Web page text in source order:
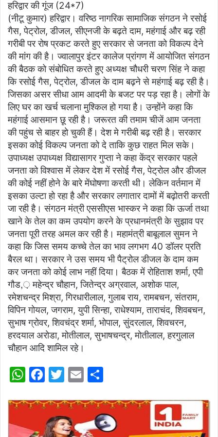
at
s
A
p
p
c
e
b
o
o
k
itt
er
ai
l
ar
e
हरिद्वार की गूंज (24*7)
(नीटू कुमार) हरिद्वार। वरिष्ठ नागरिक सामाजिक संगठन ने रसोई
गैस, पेट्रोल, डीजल, सीएनजी के बढ़ते दाम, महंगाई और बढ़ रही
गरीबी पर रोष प्रकट करते हुए सरकार से जनता को विकल्प देने
की मांग की है। ज्वालापुर इंटर कालेज प्रांगण में आयोजित संगठन
की बैठक को संबोधित करते हुए अध्यक्ष चौधरी चरण सिंह ने कहा
कि रसोई गैस, पेट्रोल, डीजल के दाम बढ़ने से महंगाई बढ़ रही है।
जिसका असर सीधा आम आदमी के बजट पर पड़ रहा है। लोगों के
लिए घर का खर्च चलाना मुश्किल हो गया है। उन्होंने कहा कि
महंगाई आसमान छू रही है। जरूरत की तमाम चीजें आम जनता
की पहुंच से बाहर हो चुकी हैं। देश मे गरीबी बढ़ रही है। सरकार
इसका कोई विकल्प जनता को दे ताकि कुछ राहत मिल सके।
उपाध्यक्ष उपाध्यक्ष विद्यासागर गुप्ता ने कहा केंद्र सरकार पहले
जनता को विश्वास में लेकर देश में रसोई गैस, पेट्रोल और डीजल
की कोई नहीं होने के बारे मेंघोषणा करती थी। लेकिन वर्तमान में
इसका उल्टा हो रहा है और सरकार लगातार दामों में बढ़ोतरी करती
जा रही है। संगठन मंत्री एससीएस भास्कर ने कहा कि ऊर्जा तथा
खाने के तेल का कम उपयोग करने के प्रधानमंत्री के सुझाव पर
जनता पूरी तरह अमल कर रही है। महामंत्री बाबूलाल सुमन ने
कहा कि जिस समय कच्चे तेल का भाव लगभग 40 डॉलर प्रति
बैरल था। सरकार ने उस समय भी पैट्रोल डीजल के दाम कम
कर जनता को कोई लाभ नहीं दिया। बैठक में रोहिताश शर्मा, एपी
गौड,़ महेन्द्र चौहान, जितेन्द्र अग्रवाल, अशोक पाल,
रमेशचन्द्र मिश्रा, गिरधारीलाल, गुलाब राय, रामबचन, संतराम,
विपिन गोयल, जगराम, युपी सिन्हा, राधेश्याम, ताराचंद, शिवबचन,
सुभाष ग्रोवर, शिवचंद्र शर्मा, भोपाल, सुंदरलाल, शिवचरन,
हरदयाल अरोडा, मोतीलाल, सुभाषचन्द्र, मोतीलाल, हरगुलाल
चौहान आदि शामिल रहे।
W
at
F
c
e
T
itt
er
E
ai
l
ar
e